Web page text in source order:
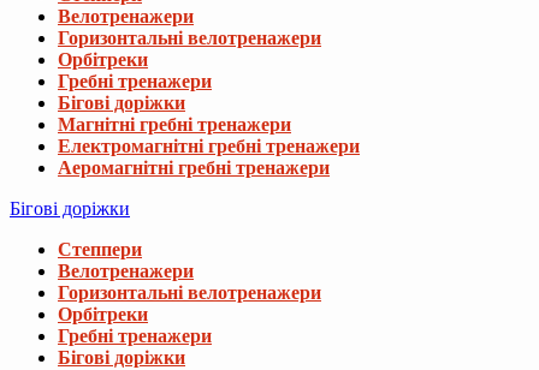
Велотренажери
Горизонтальні велотренажери
Орбітреки
Гребні тренажери
Бігові доріжки
Магнітні гребні тренажери
Електромагнітні гребні тренажери
Аеромагнітні гребні тренажери
Бігові доріжки
Степпери
Велотренажери
Горизонтальні велотренажери
Орбітреки
Гребні тренажери
Бігові доріжки